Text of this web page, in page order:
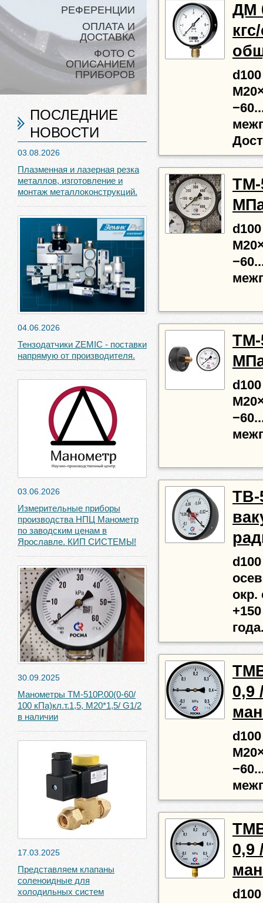
РЕФЕРЕНЦИИ
ОПЛАТА И
ДОСТАВКА
ФОТО С
ОПИСАНИЕМ
ПРИБОРОВ
ПОСЛЕДНИЕ
НОВОСТИ
03.08.2026
Плазменная и лазерная резка
металлов, изготовление и
монтаж металлоконструкций.
04.06.2026
Тензодатчики ZEMIC - поставки
напрямую от производителя.
03.06.2026
Измерительные приборы
производства НПЦ Манометр
по заводским ценам в
Ярославле. КИП СИСТЕМЫ!
30.09.2025
Манометры ТМ-510Р.00(0-60/
100 кПа)кл.т.1,5, М20*1,5/ G1/2
в наличии
17.03.2025
Представляем клапаны
соленоидные для
холодильных систем
ДМ
ТМ-
ТМ-
ТВ-
окр.
0,9
0,9